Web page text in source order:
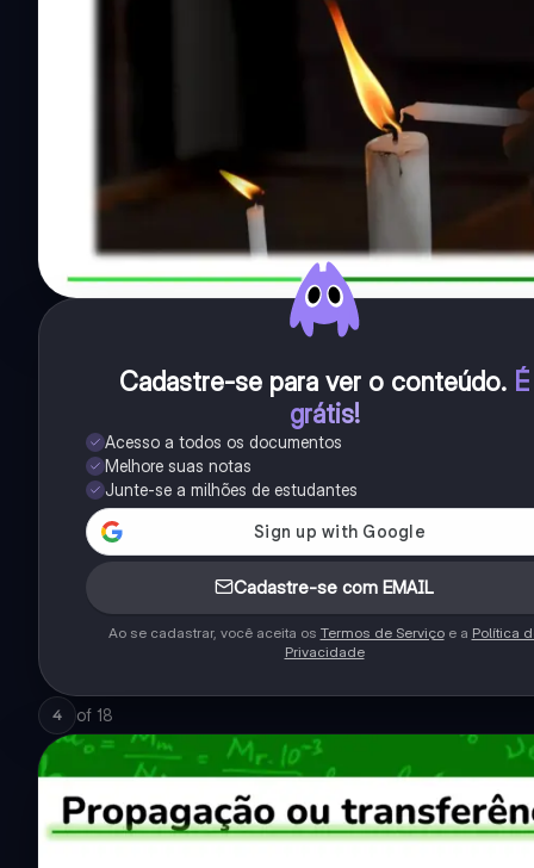
Cadastre-se para ver o conteúdo. É
grátis!
Acesso a todos os documentos
Melhore suas notas
Junte-se a milhões de estudantes
Cadastre-se com EMAIL
Ao se cadastrar, você aceita os Termos de Serviçoe a Política
Privacidade
4 of 18